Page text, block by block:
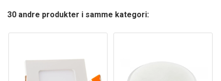
30 andre produkter i samme kategori: